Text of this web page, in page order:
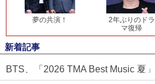
夢の共演！
2年ぶりのドラ
マ復帰
新着記事
BTS、「2026 TMA Best Music 夏